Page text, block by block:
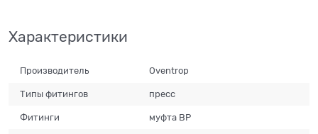
Характеристики
Производитель Oventrop
Типы фитингов пресс
Фитинги муфта ВР